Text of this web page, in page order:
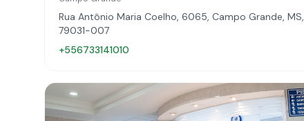
Rua Antônio Maria Coelho, 6065, Campo Grande, MS,
79031-007
+556733141010